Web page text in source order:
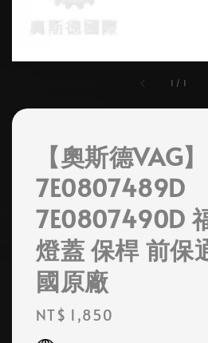
1 / 1
【奧斯德VAG】
7E0807489D
7E0807490D
燈蓋 保桿 前保
國原廠
Regular
price
NT$ 1,850